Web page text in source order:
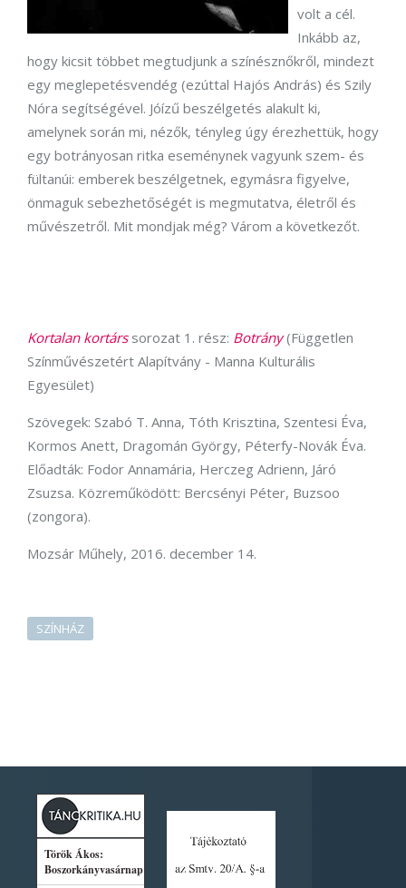
volt a cél.
Inkább az,
hogy kicsit többet megtudjunk a színésznőkről, mindezt
egy meglepetésvendég (ezúttal Hajós András) és Szily
Nóra segítségével. Jóízű beszélgetés alakult ki,
amelynek során mi, nézők, tényleg úgy érezhettük, hogy
egy botrányosan ritka eseménynek vagyunk szem- és
fültanúi: emberek beszélgetnek, egymásra figyelve,
önmaguk sebezhetőségét is megmutatva, életről és
művészetről. Mit mondjak még? Várom a következőt.
Kortalan kortárssorozat 1. rész: Botrány(Független
Színművészetért Alapítvány - Manna Kulturális
Egyesület)
Szövegek: Szabó T. Anna, Tóth Krisztina, Szentesi Éva,
Kormos Anett, Dragomán György, Péterfy-Novák Éva.
Előadták: Fodor Annamária, Herczeg Adrienn, Járó
Zsuzsa. Közreműködött: Bercsényi Péter, Buzsoo
(zongora).
Mozsár Műhely, 2016. december 14.
SZÍNHÁZ